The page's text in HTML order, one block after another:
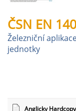
ČSN EN
Železniční
jednotky
Anglicky Hardcopy